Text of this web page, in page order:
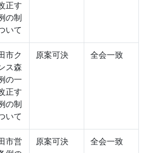
正す
の制
いて
市ク
ス森
の一
正す
の制
いて
原案可決 全会一致
市営
原案可決 全会一致